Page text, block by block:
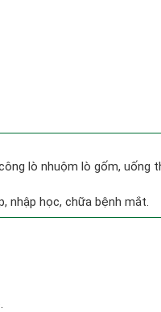
lò nhuộm lò gốm, uống
nhập học, chữa bệnh mắt.